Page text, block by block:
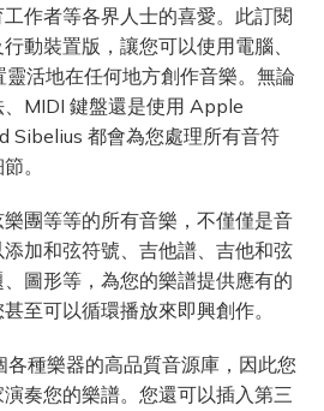
作者等各界人士的喜愛。此訂閱
動裝置版，讓您可以使用電腦、
活地在任何地方創作音樂。無論
MIDI 鍵盤還是使用 Apple
Sibelius 都會為您處理所有音符
。
團等等的所有音樂，不僅僅是音
加和弦符號、吉他譜、吉他和弦
圖形等，為您的樂譜提供應有的
至可以循環播放來即興創作。
種樂器的高品質音源庫，因此您
奏您的樂譜。您還可以插入第三